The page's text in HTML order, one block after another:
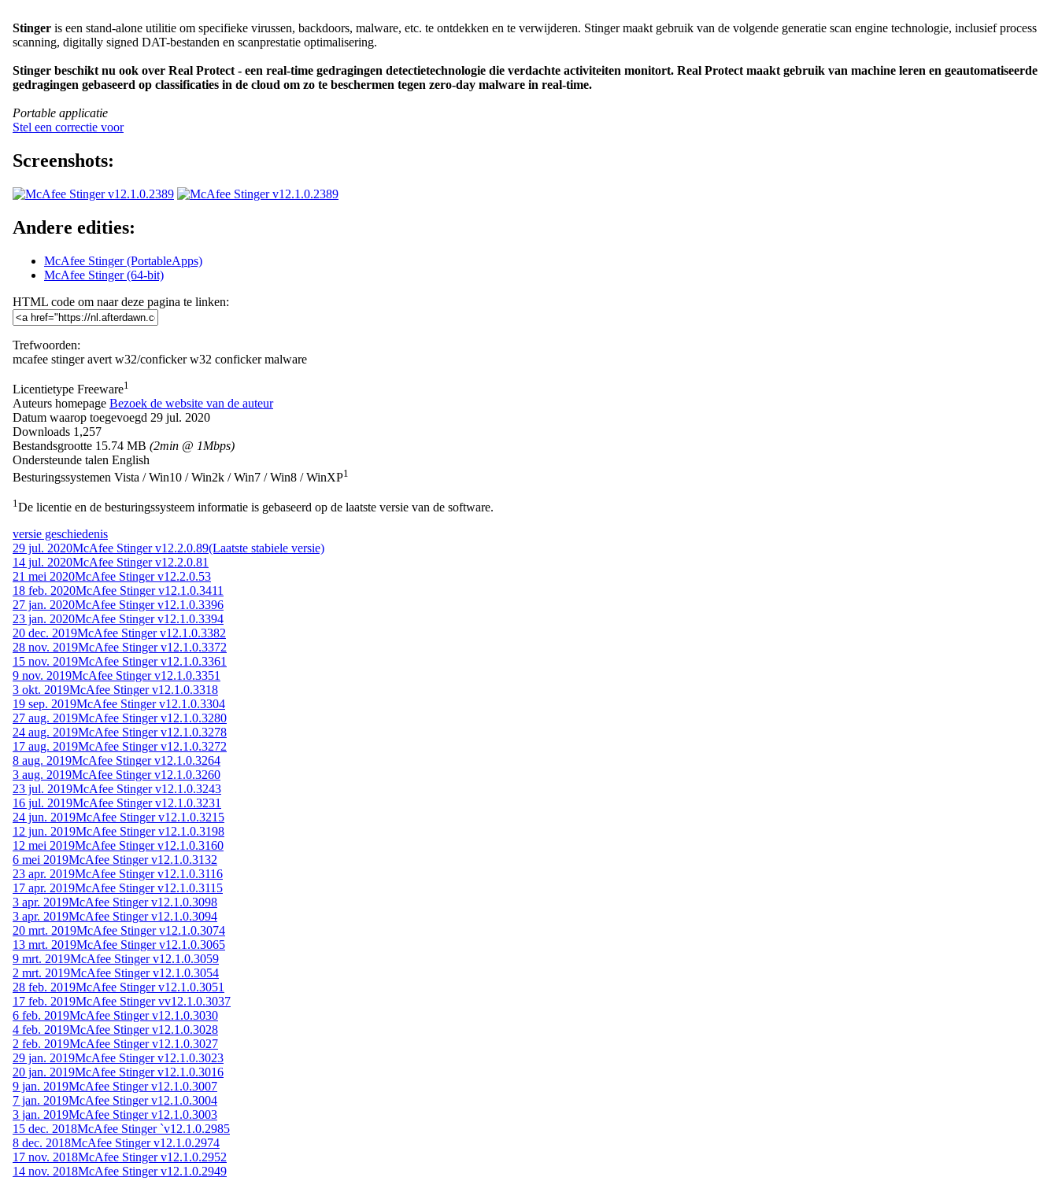
Stinger is een stand-alone utilitie om specifieke virussen, backdoors, malware, etc. te ontdekken en te verwijderen. Stinger maakt gebruik van de volgende generatie scan engine technologie, inclusief process
scanning, digitally signed DAT-bestanden en scanprestatie optimalisering.
Stinger beschikt nu ook over Real Protect - een real-time gedragingen detectietechnologie die verdachte activiteiten monitort. Real Protect maakt gebruik van machine leren en geautomatiseerde
gedragingen gebaseerd op classificaties in de cloud om zo te beschermen tegen zero-day malware in real-time.
Portable applicatie
Stel een correctie voor
Screenshots:
Andere edities:
McAfee Stinger (PortableApps)
McAfee Stinger (64-bit)
HTML code om naar deze pagina te linken:
Trefwoorden:
mcafee stinger avert w32/conficker w32 conficker malware
Licentietype Freeware1
Auteurs homepage Bezoek de website van de auteur
Datum waarop toegevoegd 29 jul. 2020
Downloads 1,257
Bestandsgrootte 15.74 MB (2min @ 1Mbps)
Ondersteunde talen English
Besturingssystemen Vista / Win10 / Win2k / Win7 / Win8 / WinXP1
1De licentie en de besturingssysteem informatie is gebaseerd op de laatste versie van de software.
versie geschiedenis
29 jul. 2020McAfee Stinger v12.2.0.89(Laatste stabiele versie)
14 jul. 2020McAfee Stinger v12.2.0.81
21 mei 2020McAfee Stinger v12.2.0.53
18 feb. 2020McAfee Stinger v12.1.0.3411
27 jan. 2020McAfee Stinger v12.1.0.3396
23 jan. 2020McAfee Stinger v12.1.0.3394
20 dec. 2019McAfee Stinger v12.1.0.3382
28 nov. 2019McAfee Stinger v12.1.0.3372
15 nov. 2019McAfee Stinger v12.1.0.3361
9 nov. 2019McAfee Stinger v12.1.0.3351
3 okt. 2019McAfee Stinger v12.1.0.3318
19 sep. 2019McAfee Stinger v12.1.0.3304
27 aug. 2019McAfee Stinger v12.1.0.3280
24 aug. 2019McAfee Stinger v12.1.0.3278
17 aug. 2019McAfee Stinger v12.1.0.3272
8 aug. 2019McAfee Stinger v12.1.0.3264
3 aug. 2019McAfee Stinger v12.1.0.3260
23 jul. 2019McAfee Stinger v12.1.0.3243
16 jul. 2019McAfee Stinger v12.1.0.3231
24 jun. 2019McAfee Stinger v12.1.0.3215
12 jun. 2019McAfee Stinger v12.1.0.3198
12 mei 2019McAfee Stinger v12.1.0.3160
6 mei 2019McAfee Stinger v12.1.0.3132
23 apr. 2019McAfee Stinger v12.1.0.3116
17 apr. 2019McAfee Stinger v12.1.0.3115
3 apr. 2019McAfee Stinger v12.1.0.3098
3 apr. 2019McAfee Stinger v12.1.0.3094
20 mrt. 2019McAfee Stinger v12.1.0.3074
13 mrt. 2019McAfee Stinger v12.1.0.3065
9 mrt. 2019McAfee Stinger v12.1.0.3059
2 mrt. 2019McAfee Stinger v12.1.0.3054
28 feb. 2019McAfee Stinger v12.1.0.3051
17 feb. 2019McAfee Stinger vv12.1.0.3037
6 feb. 2019McAfee Stinger v12.1.0.3030
4 feb. 2019McAfee Stinger v12.1.0.3028
2 feb. 2019McAfee Stinger v12.1.0.3027
29 jan. 2019McAfee Stinger v12.1.0.3023
20 jan. 2019McAfee Stinger v12.1.0.3016
9 jan. 2019McAfee Stinger v12.1.0.3007
7 jan. 2019McAfee Stinger v12.1.0.3004
3 jan. 2019McAfee Stinger v12.1.0.3003
15 dec. 2018McAfee Stinger `v12.1.0.2985
8 dec. 2018McAfee Stinger v12.1.0.2974
17 nov. 2018McAfee Stinger v12.1.0.2952
14 nov. 2018McAfee Stinger v12.1.0.2949